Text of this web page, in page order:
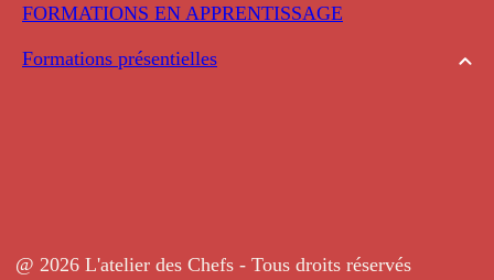
FORMATIONS EN APPRENTISSAGE
Formations présentielles
@ 2026 L'atelier des Chefs - Tous droits réservés